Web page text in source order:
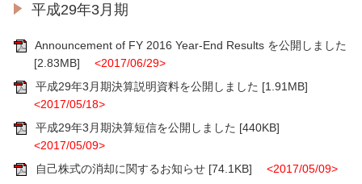
平成29年3月期
Announcement of FY 2016 Year-End Results を公開しました
[2.83MB] <2017/06/29>
平成29年3月期決算説明資料を公開しました [1.91MB]
<2017/05/18>
平成29年3月期決算短信を公開しました [440KB]
<2017/05/09>
自己株式の消却に関するお知らせ[74.1KB] <2017/05/09>